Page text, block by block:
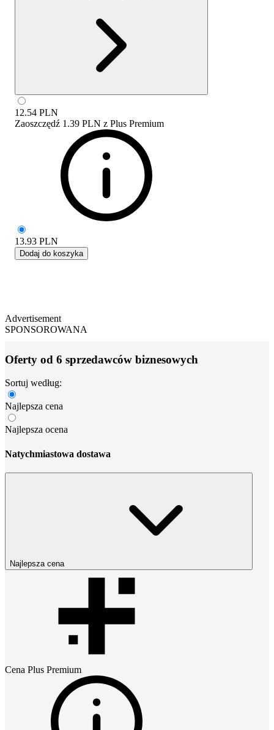
12.54 PLN
Zaoszczędź 1.39 PLN z Plus Premium
13.93 PLN
Dodaj do koszyka
Advertisement
SPONSOROWANA
Oferty od 6 sprzedawców biznesowych
Sortuj według:
Najlepsza cena
Najlepsza ocena
Natychmiastowa dostawa
Najlepsza cena
Cena Plus Premium